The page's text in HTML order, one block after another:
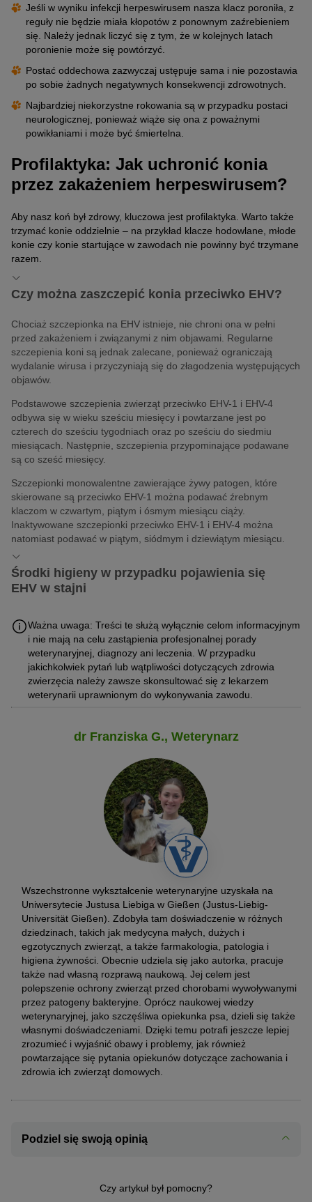
Jeśli w wyniku infekcji herpeswirusem nasza klacz poroniła, z
reguły nie będzie miała kłopotów z ponownym zaźrebieniem
się. Należy jednak liczyć się z tym, że w kolejnych latach
poronienie może się powtórzyć.
Postać oddechowa zazwyczaj ustępuje sama i nie pozostawia
po sobie żadnych negatywnych konsekwencji zdrowotnych.
Najbardziej niekorzystne rokowania są w przypadku postaci
neurologicznej, ponieważ wiąże się ona z poważnymi
powikłaniami i może być śmiertelna.
Profilaktyka: Jak uchronić konia
przez zakażeniem herpeswirusem?
Aby nasz koń był zdrowy, kluczowa jest profilaktyka. Warto także
trzymać konie oddzielnie – na przykład klacze hodowlane, młode
konie czy konie startujące w zawodach nie powinny być trzymane
razem.
Czy można zaszczepić konia przeciwko EHV?
Chociaż szczepionka na EHV istnieje, nie chroni ona w pełni
przed zakażeniem i związanymi z nim objawami. Regularne
szczepienia koni są jednak zalecane, ponieważ ograniczają
wydalanie wirusa i przyczyniają się do złagodzenia występujących
objawów.
Podstawowe szczepienia zwierząt przeciwko EHV-1 i EHV-4
odbywa się w wieku sześciu miesięcy i powtarzane jest po
czterech do sześciu tygodniach oraz po sześciu do siedmiu
miesiącach. Następnie, szczepienia przypominające podawane
są co sześć miesięcy.
Szczepionki monowalentne zawierające żywy patogen, które
skierowane są przeciwko EHV-1 można podawać źrebnym
klaczom w czwartym, piątym i ósmym miesiącu ciąży.
Inaktywowane szczepionki przeciwko EHV-1 i EHV-4 można
natomiast podawać w piątym, siódmym i dziewiątym miesiącu.
Środki higieny w przypadku pojawienia się
EHV w stajni
Jeśli w stadzie pojawiło się lub podejrzewa się ognisko
herpeswirusa koni, konieczne jest zastosowanie środków higieny,
aby zapobiec dalszym infekcjom. W tym celu należy:
W miarę możliwości oddzielić poszczególne konie od siebie.
Myć ręce po każdym kontakcie z koniem.
Zminimalizować przemieszczanie się osób pomiędzy
Używać oddzielnego fartucha ochronnego i jednorazowych
rękawiczek dla każdego konia.
Używać mat dezynfekujących do dezynfekcji obuwia w
przypadku przemieszczania się pomiędzy poszczególnymi
Ograniczyć kontakt z głową i nozdrzami konia.
Ważna uwaga: Treści te służą wyłącznie celom informacyjnym
i nie mają na celu zastąpienia profesjonalnej porady
weterynaryjnej, diagnozy ani leczenia. W przypadku
jakichkolwiek pytań lub wątpliwości dotyczących zdrowia
zwierzęcia należy zawsze skonsultować się z lekarzem
weterynarii uprawnionym do wykonywania zawodu.
dr Franziska G., Weterynarz
Wszechstronne wykształcenie weterynaryjne uzyskała na
Uniwersytecie Justusa Liebiga w Gießen (Justus-Liebig-
Universität Gießen). Zdobyła tam doświadczenie w różnych
dziedzinach, takich jak medycyna małych, dużych i
egzotycznych zwierząt, a także farmakologia, patologia i
higiena żywności. Obecnie udziela się jako autorka, pracuje
także nad własną rozprawą naukową. Jej celem jest
polepszenie ochrony zwierząt przed chorobami wywoływanymi
przez patogeny bakteryjne. Oprócz naukowej wiedzy
weterynaryjnej, jako szczęśliwa opiekunka psa, dzieli się także
własnymi doświadczeniami. Dzięki temu potrafi jeszcze lepiej
zrozumieć i wyjaśnić obawy i problemy, jak również
powtarzające się pytania opiekunów dotyczące zachowania i
zdrowia ich zwierząt domowych.
Podziel się swoją opinią
Czy artykuł był pomocny?